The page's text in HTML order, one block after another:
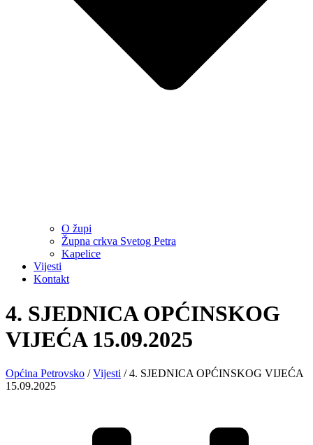
O župi
Župna crkva Svetog Petra
Kapelice
Vijesti
Kontakt
4. SJEDNICA OPĆINSKOG
VIJEĆA 15.09.2025
Općina Petrovsko /Vijesti /4. SJEDNICA OPĆINSKOG VIJEĆA
15.09.2025